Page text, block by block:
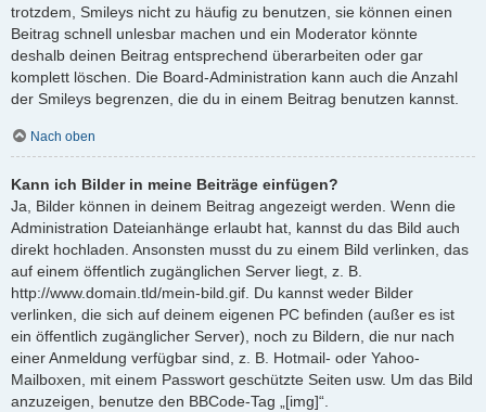
trotzdem, Smileys nicht zu häufig zu benutzen, sie können einen
Beitrag schnell unlesbar machen und ein Moderator könnte
deshalb deinen Beitrag entsprechend überarbeiten oder gar
komplett löschen. Die Board-Administration kann auch die Anzahl
der Smileys begrenzen, die du in einem Beitrag benutzen kannst.
Nach oben
Kann ich Bilder in meine Beiträge einfügen?
Ja, Bilder können in deinem Beitrag angezeigt werden. Wenn die
Administration Dateianhänge erlaubt hat, kannst du das Bild auch
direkt hochladen. Ansonsten musst du zu einem Bild verlinken, das
auf einem öffentlich zugänglichen Server liegt, z. B.
http://www.domain.tld/mein-bild.gif. Du kannst weder Bilder
verlinken, die sich auf deinem eigenen PC befinden (außer es ist
ein öffentlich zugänglicher Server), noch zu Bildern, die nur nach
einer Anmeldung verfügbar sind, z. B. Hotmail- oder Yahoo-
Mailboxen, mit einem Passwort geschützte Seiten usw. Um das Bild
anzuzeigen, benutze den BBCode-Tag „[img]“.